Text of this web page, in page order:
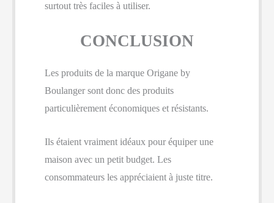
surtout très faciles à utiliser.
CONCLUSION
Les produits de la marque Origane by
Boulanger sont donc des produits
particulièrement économiques et résistants.
Ils étaient vraiment idéaux pour équiper une
maison avec un petit budget. Les
consommateurs les appréciaient à juste titre.